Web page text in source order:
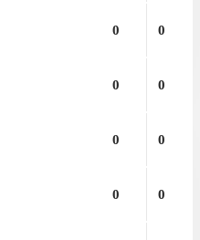
0 0
0 0
0 0
0 0